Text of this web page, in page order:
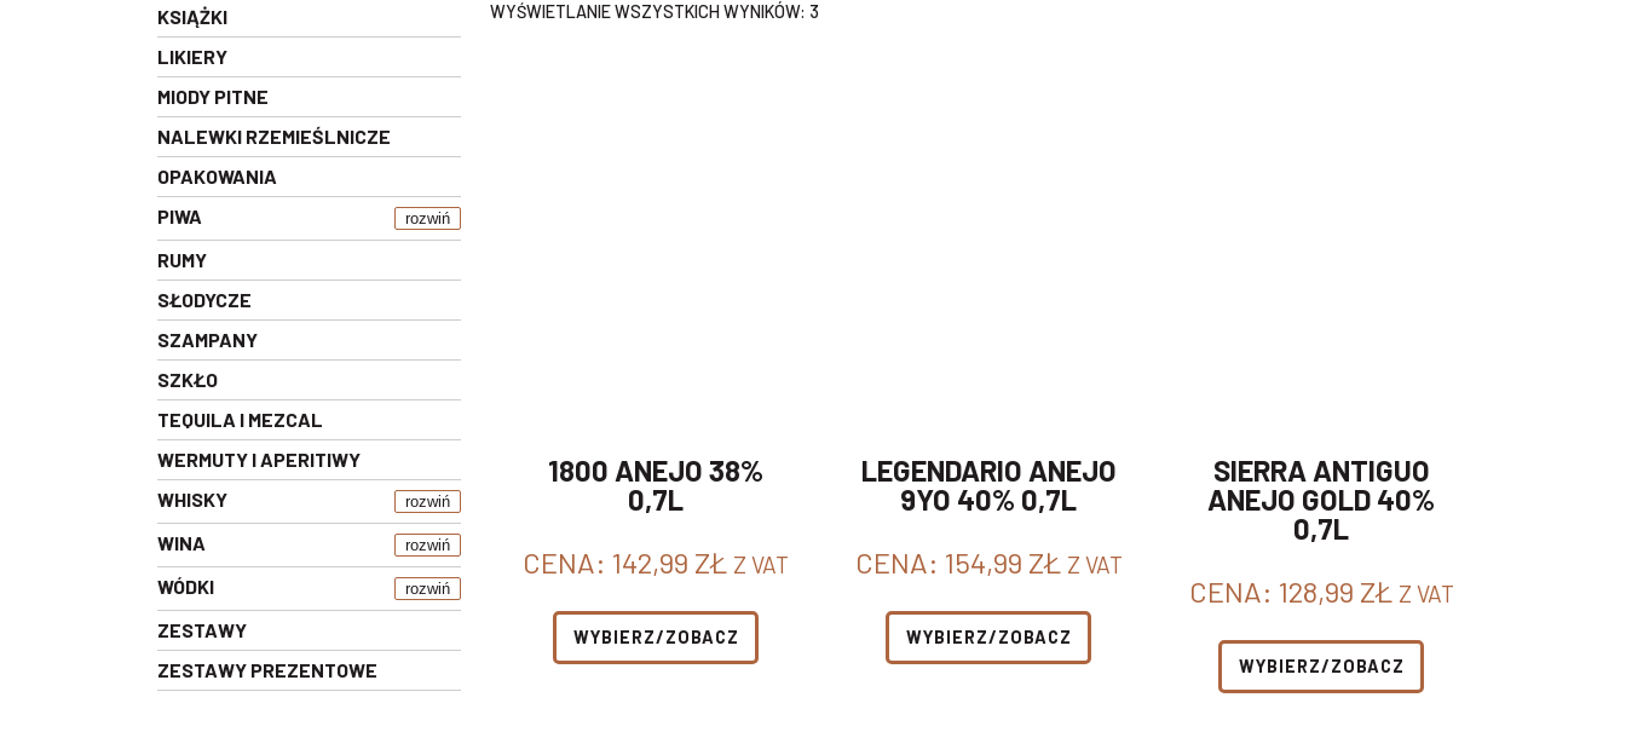
KSIĄŻKI
LIKIERY
MIODY PITNE
NALEWKI RZEMIEŚLNICZE
OPAKOWANIA
PIWA
rozwiń
RUMY
SŁODYCZE
SZAMPANY
SZKŁO
TEQUILA I MEZCAL
WERMUTY I APERITIWY
WHISKY
rozwiń
WINA rozwiń
WÓDKI rozwiń
ZESTAWY
ZESTAWY PREZENTOWE
WYŚWIETLANIE WSZYSTKICH WYNIKÓW: 3
1800 ANEJO 38%
0,7L
CENA: 142,99 ZŁ Z VAT
WYBIERZ/ZOBACZ
LEGENDARIO ANEJO
9YO 40% 0,7L
CENA: 154,99 ZŁ Z VAT
WYBIERZ/ZOBACZ
SIERRA ANTIGUO
ANEJO GOLD 40%
0,7L
CENA: 128,99 ZŁ Z VAT
WYBIERZ/ZOBACZ